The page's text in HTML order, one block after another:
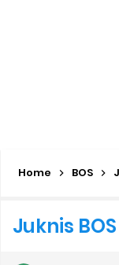
Cara Login
Home BOS
Juknis